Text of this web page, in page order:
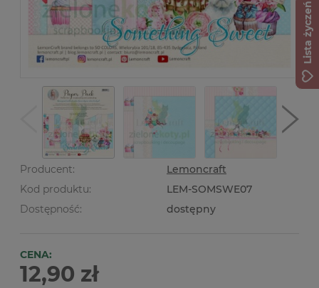
Producent:
Lemoncraft
Kod produktu:
LEM-SOMSWE07
Dostępność:
dostępny
CENA:
12,90 zł
Lista życzeń